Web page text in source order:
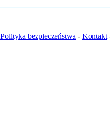
Polityka bezpieczeństwa - Kontakt